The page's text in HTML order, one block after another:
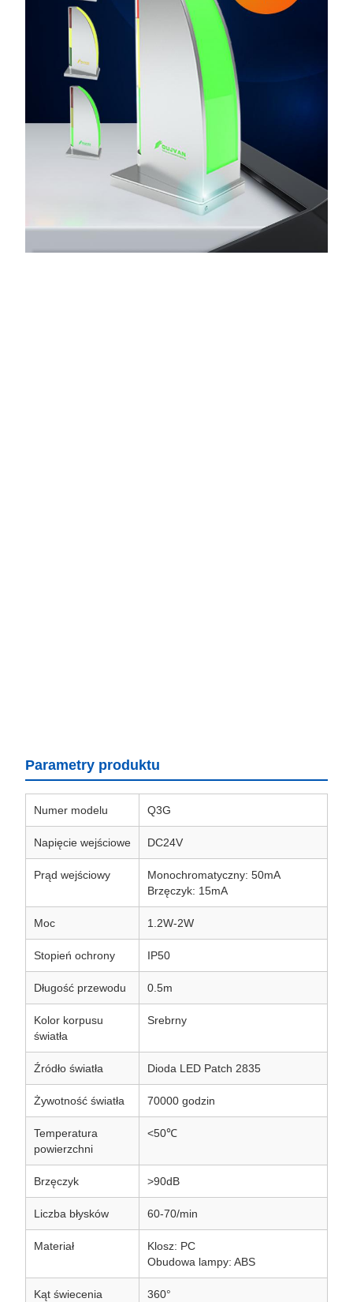
Parametry produktu
Numer modelu Q3G
Napięcie wejściowe DC24V
Prąd wejściowy
Monochromatyczny: 50mA
Brzęczyk: 15mA
Moc 1.2W-2W
Stopień ochrony IP50
Długość przewodu 0.5m
Kolor korpusu
światła
Srebrny
Źródło światła Dioda LED Patch 2835
Żywotność światła 70000 godzin
Temperatura
powierzchni
<50℃
Brzęczyk >90dB
Liczba błysków 60-70/min
Materiał
Klosz: PC
Obudowa lampy: ABS
Kąt świecenia 360°